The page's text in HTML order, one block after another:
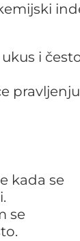
i
pravljenju
kada se
se